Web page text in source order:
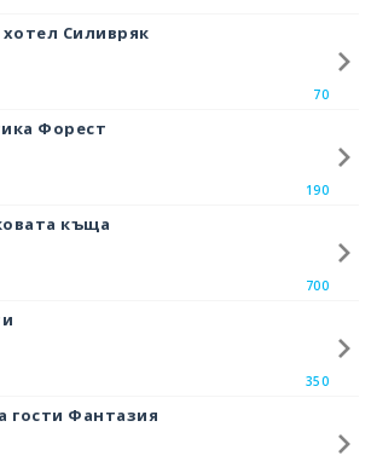
– вече с минералните извори. Бутилираната
в цялата страна.
са изключително лековити. Много хора
намира читалище „Родопска просвета“. В него
която са изложени предмети от бита, съдове и
разкопки в района. Точно до музейната
където се изнасят концерти, театрални
мероприятия.
Силивряк
70
Форест
190
къща
700
350
гости Фантазия